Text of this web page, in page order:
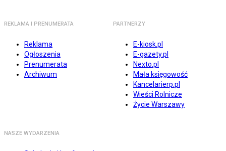
REKLAMA I PRENUMERATA
Reklama
Ogłoszenia
Prenumerata
Archiwum
PARTNERZY
E-kiosk.pl
E-gazety.pl
Nexto.pl
Mała księgowość
Kancelarierp.pl
Wieści Rolnicze
Życie Warszawy
NASZE WYDARZENIA